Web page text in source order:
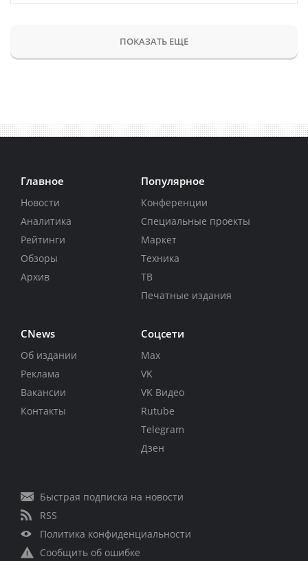
ПОКАЗАТЬ ЕЩЕ
Главное
Новости
Аналитика
Рейтинги
Обзоры
Архив
Популярное
Конференции
Специальные проекты
Маркет
Техника
ТВ
Печатные издания
CNews
Об издании
Реклама
Вакансии
Контакты
Соцсети
Max
VK
VK Видео
Rutube
Telegram
Дзен
Быстрая подписка на новости
RSS
Политика конфиденциальности
Сообщить об ошибке